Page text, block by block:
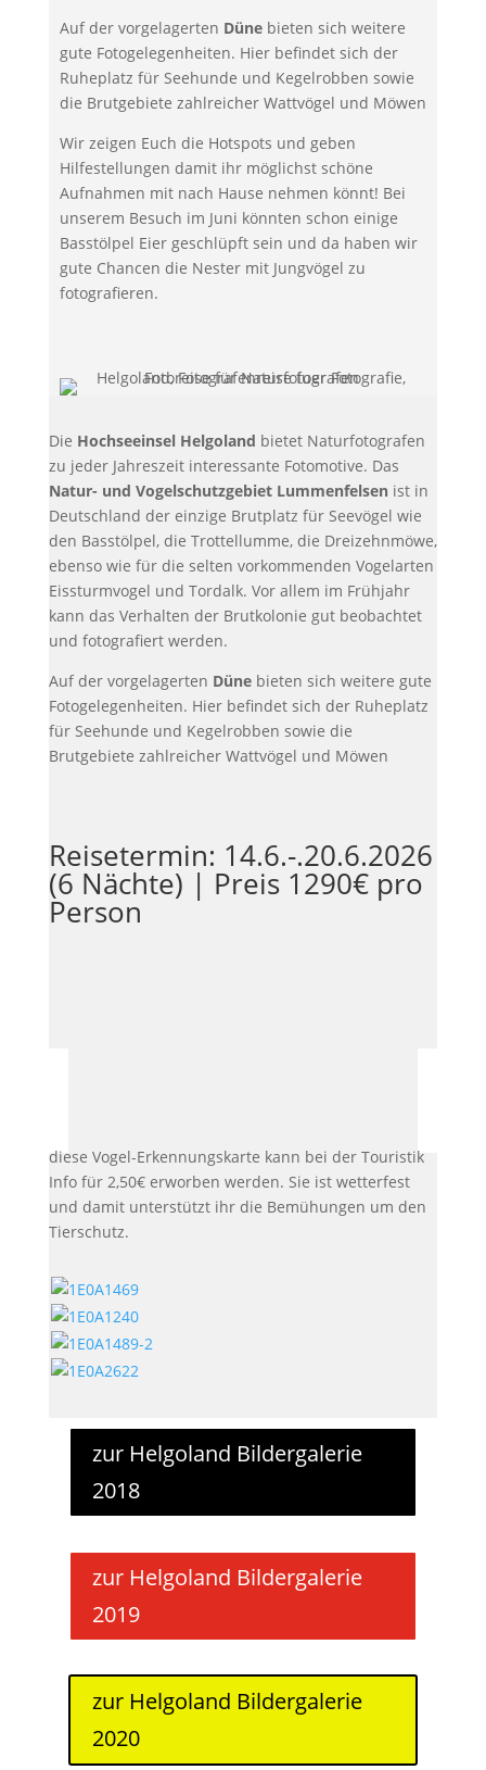
Auf der vorgelagerten Dünebieten sich weitere
gute Fotogelegenheiten. Hier befindet sich der
Ruheplatz für Seehunde und Kegelrobben sowie
die Brutgebiete zahlreicher Wattvögel und Möwen
Wir zeigen Euch die Hotspots und geben
Hilfestellungen damit ihr möglichst schöne
Aufnahmen mit nach Hause nehmen könnt! Bei
unserem Besuch im Juni könnten schon einige
Basstölpel Eier geschlüpft sein und da haben wir
gute Chancen die Nester mit Jungvögel zu
fotografieren.
Die Hochseeinsel Helgoland bietet Naturfotografen
zu jeder Jahreszeit interessante Fotomotive. Das
Natur- und Vogelschutzgebiet Lummenfelsen ist in
Deutschland der einzige Brutplatz für Seevögel wie
den Basstölpel, die Trottellumme, die Dreizehnmöwe,
ebenso wie für die selten vorkommenden Vogelarten
Eissturmvogel und Tordalk. Vor allem im Frühjahr
kann das Verhalten der Brutkolonie gut beobachtet
und fotografiert werden.
Auf der vorgelagerten Dünebieten sich weitere gute
Fotogelegenheiten. Hier befindet sich der Ruheplatz
für Seehunde und Kegelrobben sowie die
Brutgebiete zahlreicher Wattvögel und Möwen
Reisetermin: 14.6.-.20.6.2026
(6 Nächte) | Preis 1290€ pro
Person
diese Vogel-Erkennungskarte kann bei der Touristik
Info für 2,50€ erworben werden. Sie ist wetterfest
und damit unterstützt ihr die Bemühungen um den
Tierschutz.
zur Helgoland Bildergalerie
2018
zur Helgoland Bildergalerie
2019
zur Helgoland Bildergalerie
2020